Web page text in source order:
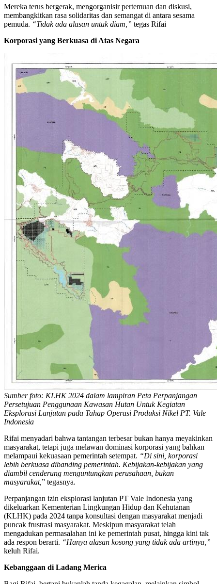
Mereka terus bergerak, mengorganisir pertemuan dan diskusi,
membangkitkan rasa solidaritas dan semangat di antara sesama
pemuda. “Tidak ada alasan untuk diam,” tegas Rifai
Korporasi yang Berkuasa di Atas Negara
Sumber foto: KLHK 2024 dalam lampiran Peta Perpanjangan
Persetujuan Penggunaan Kawasan Hutan Untuk Kegiatan
Eksplorasi Lanjutan pada Tahap Operasi Produksi Nikel PT. Vale
Indonesia
Rifai menyadari bahwa tantangan terbesar bukan hanya meyakinkan
masyarakat, tetapi juga melawan dominasi korporasi yang bahkan
melampaui kekuasaan pemerintah setempat. “Di sini, korporasi
lebih berkuasa dibanding pemerintah. Kebijakan-kebijakan yang
diambil cenderung menguntungkan perusahaan, bukan
masyarakat,” tegasnya.
Perpanjangan izin eksplorasi lanjutan PT Vale Indonesia yang
dikeluarkan Kementerian Lingkungan Hidup dan Kehutanan
(KLHK) pada 2024 tanpa konsultasi dengan masyarakat menjadi
puncak frustrasi masyarakat. Meskipun masyarakat telah
mengadukan permasalahan ini ke pemerintah pusat, hingga kini tak
ada respon berarti. “Hanya alasan kosong yang tidak ada artinya,”
keluh Rifai.
Kebanggaan di Ladang Merica